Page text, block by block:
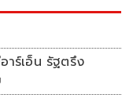
น รัฐตรึง